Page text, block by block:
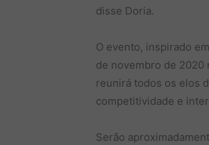
disse Doria.
O evento, inspirado
de novembro de 2020
reunirá todos os elos
competitividade e
Serão